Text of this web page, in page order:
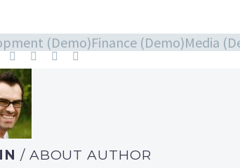
(Demo)Finance (Demo)Media
/ ABOUT AUTHOR